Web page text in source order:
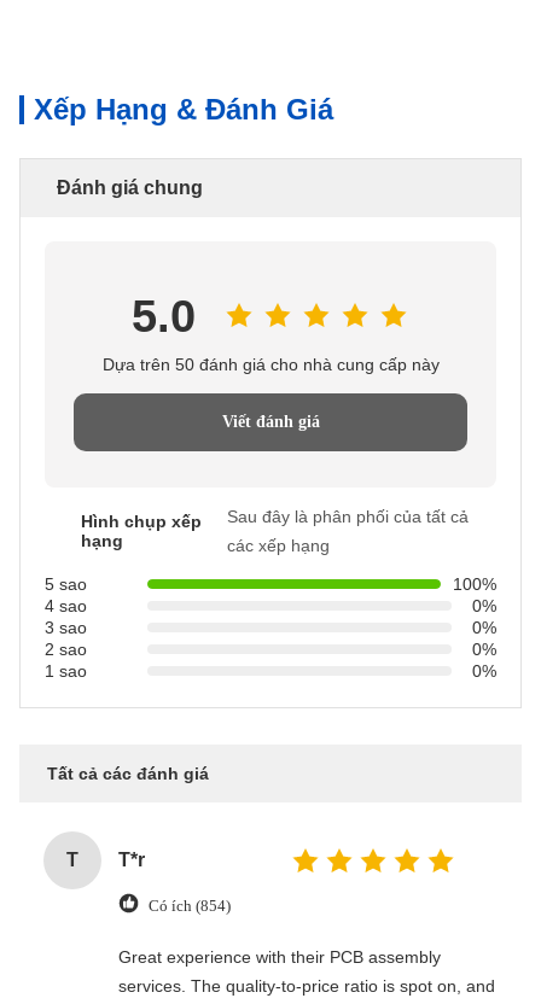
Xếp Hạng & Đánh Giá
Đánh giá chung
5.0
Dựa trên 50 đánh giá cho nhà cung cấp này
Viết đánh giá
Hình chụp xếp
hạng
Sau đây là phân phối của tất cả
các xếp hạng
5 sao
100%
4 sao
0%
3 sao
0%
2 sao
0%
1 sao
0%
Tất cả các đánh giá
T T*r
Có ích (854)
Great experience with their PCB assembly
services. The quality-to-price ratio is spot on, and